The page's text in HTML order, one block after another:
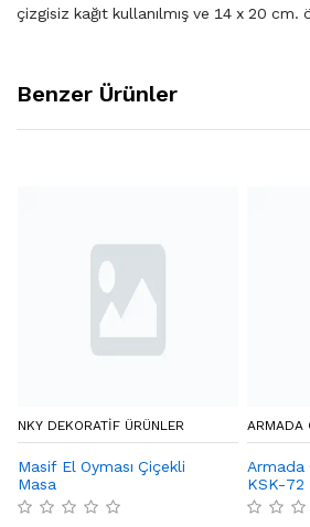
çizgisiz kağıt kullanılmış ve 14 x 20 cm.
Benzer Ürünler
NKY DEKORATIF ÜRÜNLER
Masif El Oyması Çiçekli
Masa
ARMADA
KSK-72
Karo
Bordür